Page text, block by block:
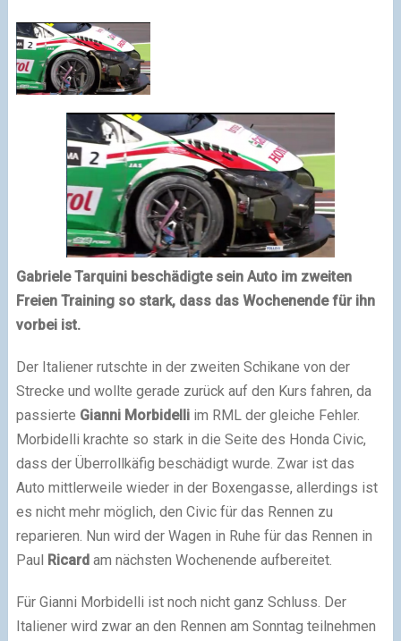
Gabriele Tarquinibeschädigte sein Auto im zweiten
Freien Training so stark, dass das Wochenende für ihn
vorbei ist.
Der Italiener rutschte in der zweiten Schikane von der
Strecke und wollte gerade zurück auf den Kurs fahren, da
passierte Gianni Morbidelliim RML der gleiche Fehler.
Morbidelli krachte so stark in die Seite des Honda Civic,
dass der Überrollkäfig beschädigt wurde. Zwar ist das
Auto mittlerweile wieder in der Boxengasse, allerdings ist
es nicht mehr möglich, den Civic für das Rennen zu
reparieren. Nun wird der Wagen in Ruhe für das Rennen in
Paul
Ricard am nächsten Wochenende aufbereitet.
Für Gianni Morbidelli ist noch nicht ganz Schluss. Der
Italiener wird zwar an den Rennen am Sonntag teilnehmen